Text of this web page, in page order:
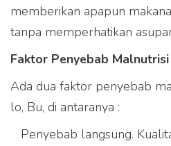
memberikan apapun
tanpa memperhatikan
Faktor Penyebab Malnutrisi
Ada dua faktor penyebab
lo, Bu, di antaranya :
Penyebab langsung.